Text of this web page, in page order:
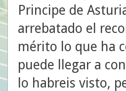
Principe de
arrebatado el
mérito lo que ha
puede llegar a
lo habreis visto,